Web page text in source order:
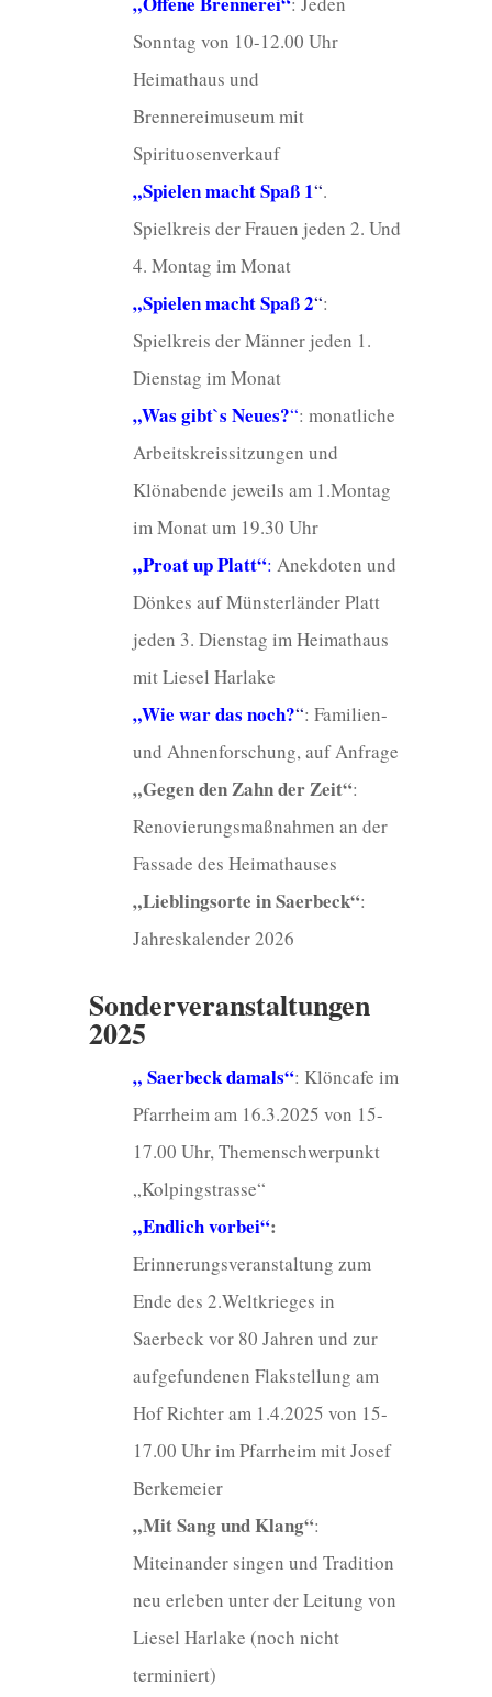
Sonntag von 10-12.00 Uhr
Heimathaus und
Brennereimuseum mit
Spirituosenverkauf
„Spielen macht Spaß 1“.
Spielkreis der Frauen jeden 2. Und
4. Montag im Monat
„Spielen macht Spaß 2“:
Spielkreis der Männer jeden 1.
Dienstag im Monat
„Was gibt`s Neues?“: monatliche
Arbeitskreissitzungen und
Klönabende jeweils am 1.Montag
im Monat um 19.30 Uhr
„Proat up Platt“: Anekdoten und
Dönkes auf Münsterländer Platt
jeden 3. Dienstag im Heimathaus
mit Liesel Harlake
„Wie war das noch?“: Familien-
und Ahnenforschung, auf Anfrage
„Gegen den Zahn der Zeit“:
Renovierungsmaßnahmen an der
Fassade des Heimathauses
„Lieblingsorte in Saerbeck“:
Jahreskalender 2026
Sonderveranstaltungen
2025
„ Saerbeck damals“: Klöncafe im
Pfarrheim am 16.3.2025 von 15-
17.00 Uhr, Themenschwerpunkt
„Kolpingstrasse“
„Endlich vorbei“:
Erinnerungsveranstaltung zum
Ende des 2.Weltkrieges in
Saerbeck vor 80 Jahren und zur
aufgefundenen Flakstellung am
Hof Richter am 1.4.2025 von 15-
17.00 Uhr im Pfarrheim mit Josef
Berkemeier
„Mit Sang und Klang“:
Miteinander singen und Tradition
neu erleben unter der Leitung von
Liesel Harlake (noch nicht
terminiert)